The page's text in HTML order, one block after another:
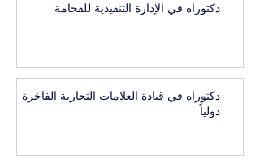
دكتوراه في الإدارة التنفيذية للفخامة
دكتوراه في قيادة العلامات التجارية الفاخرة
دولياً